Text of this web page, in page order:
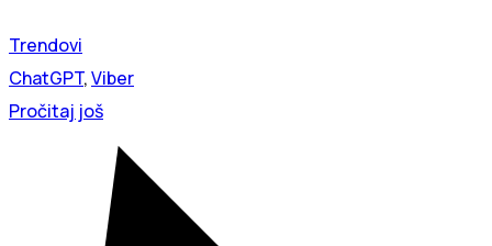
Trendovi
ChatGPT,Viber
Pročitaj još